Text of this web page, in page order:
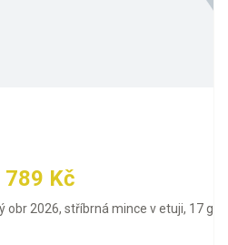
789 Kč
obr 2026, stříbrná mince v etuji, 17 g